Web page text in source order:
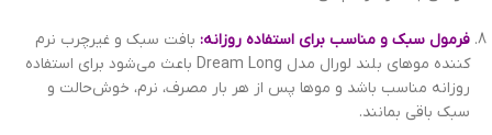
فرمول سبک و مناسب برای استفاده روزانه: بافت سبک و غیرچرب نرم
کننده موهای بلند لورال مدل Dream Long باعث می‌شود برای استفاده
روزانه مناسب باشد و موها پس از هر بار مصرف، نرم، خوش‌حالت و
سبک باقی بمانند.